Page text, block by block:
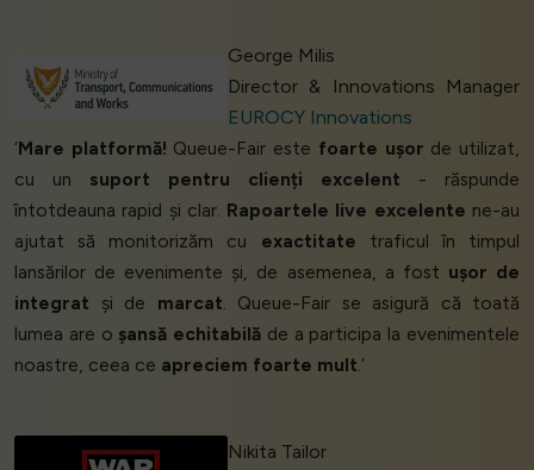
George Milis
Director & Innovations Manager
EUROCY Innovations
‘Mare platformă! Queue-Fair este foarte ușor de utilizat,
cu un suport pentru clienți excelent - răspunde
întotdeauna rapid și clar. Rapoartele live excelente ne-au
ajutat să monitorizăm cu exactitate traficul în timpul
lansărilor de evenimente și, de asemenea, a fost ușor de
integrat și de marcat. Queue-Fair se asigură că toată
lumea are o șansă echitabilă de a participa la evenimentele
noastre, ceea ce apreciem foarte mult.’
Nikita Tailor